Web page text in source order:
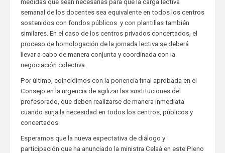
medidas que sean necesarias para que la carga lectiva
semanal de los docentes sea equivalente en todos los centros
sostenidos con fondos públicos y con plantillas también
similares. En el caso de los centros privados concertados, el
proceso de homologación de la jornada lectiva se deberá
llevar a cabo de manera conjunta y coordinada con la
negociación colectiva.
Por último, coincidimos con la ponencia final aprobada en el
Consejo en la urgencia de agilizar las sustituciones del
profesorado, que deben realizarse de manera inmediata
cuando surja la necesidad en todos los centros, públicos y
concertados.
Esperamos que la nueva expectativa de diálogo y
participación que ha anunciado la ministra Celaá en este Pleno